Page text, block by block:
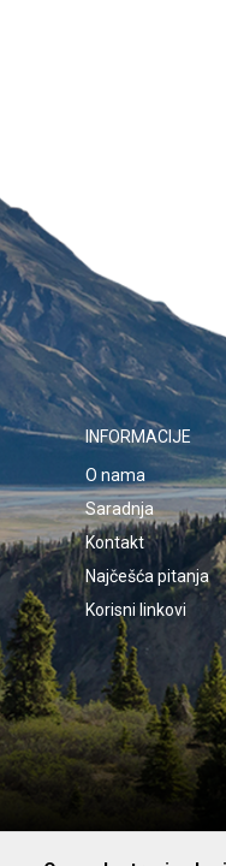
INFORMACIJE
O nama
Saradnja
Kontakt
Najčešća pitanja
Korisni linkovi